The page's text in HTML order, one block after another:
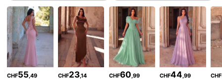
4,83 448K Follower
4,83 448K Follower
CHF55,49 CHF23,14 CHF60,99 CHF44,99 CHF